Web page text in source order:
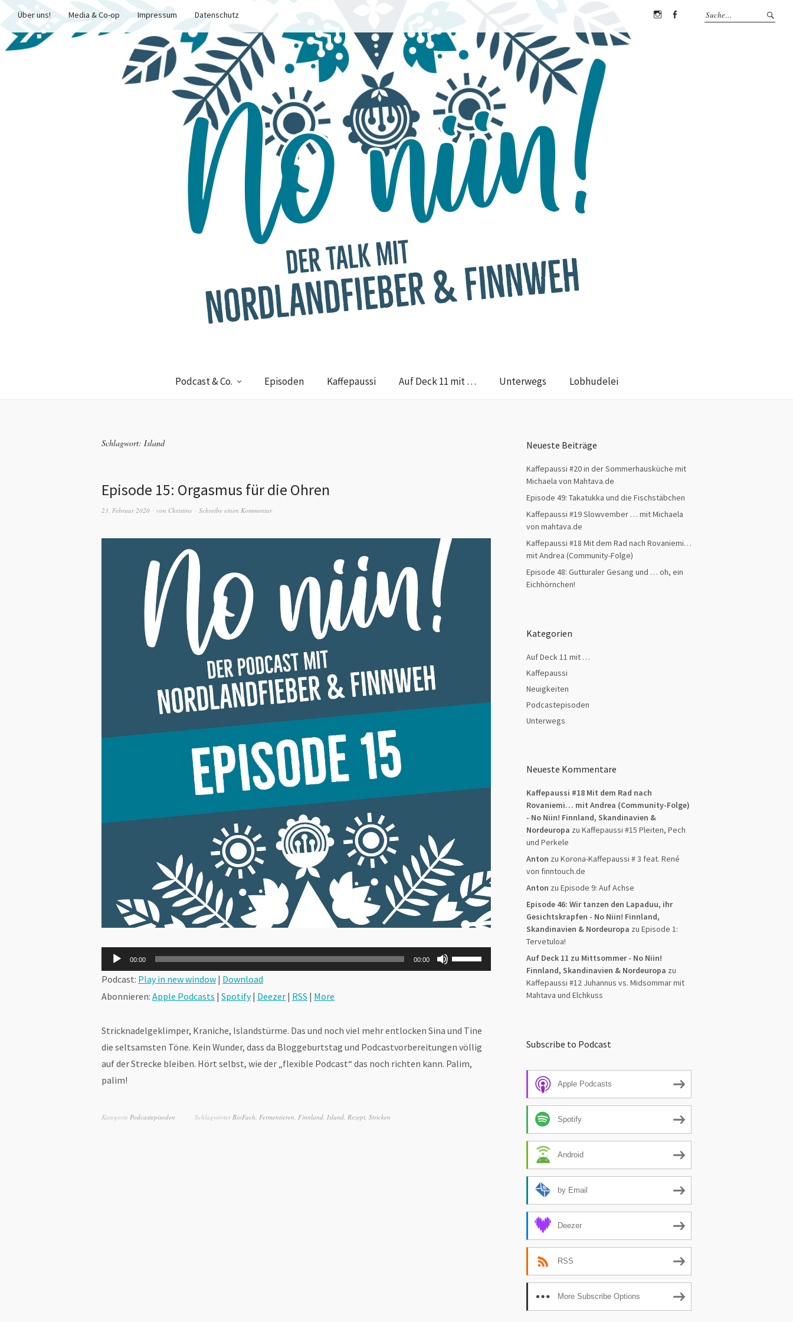
Über uns! Media & Co-op Impressum
Datenschutz
Podcast & Co. Episoden Kaffepaussi Auf Deck 11 mit … Unterwegs Lobhudelei
Schlagwort: Island
Episode 15: Orgasmus für die Ohren
23. Februar 2020 von Christine Schreibe einen Kommentar
Audio-
Player
00:00 00:00
Hoch/Runter
benutzen,
regeln.
Podcast: Play in new window | Download
Abonnieren: Apple Podcasts | Spotify| Deezer | RSS | More
Stricknadelgeklimper, Kraniche, Islandstürme. Das und noch viel mehr entlocken Sina und Tine
die seltsamsten Töne. Kein Wunder, dass da Bloggeburtstag und Podcastvorbereitungen völlig
auf der Strecke bleiben. Hört selbst, wie der „flexible Podcast“ das noch richten kann. Palim,
palim!
Kategorie Podcastepisoden SchlagwörterBioFach, Fermentieren, Finnland, Island, Rezept, Stricken
Neueste Beiträge
Kaffepaussi #20 in der Sommerhausküche mit
Michaela von Mahtava.de
Episode 49: Takatukka und die Fischstäbchen
Kaffepaussi #19 Slowvember … mit Michaela
von mahtava.de
Kaffepaussi #18 Mit dem Rad nach Rovaniemi…
mit Andrea (Community-Folge)
Episode 48: Gutturaler Gesang und … oh, ein
Eichhörnchen!
Kategorien
Auf Deck 11 mit …
Kaffepaussi
Neuigkeiten
Podcastepisoden
Unterwegs
Neueste Kommentare
Kaffepaussi #18 Mit dem Rad nach
Rovaniemi… mit Andrea (Community-Folge)
- No Niin! Finnland, Skandinavien &
Nordeuropa zu Kaffepaussi #15 Pleiten, Pech
und Perkele
Anton zu Korona-Kaffepaussi # 3 feat. René
von finntouch.de
Anton zu Episode 9: Auf Achse
Episode 46: Wir tanzen den Lapaduu, ihr
Gesichtskrapfen - No Niin! Finnland,
Skandinavien & Nordeuropa zu Episode 1:
Tervetuloa!
Auf Deck 11 zu Mittsommer - No Niin!
Finnland, Skandinavien & Nordeuropa zu
Kaffepaussi #12 Juhannus vs. Midsommar mit
Mahtava und Elchkuss
Subscribe to Podcast
Apple Podcasts
Spotify
Android
by Email
Deezer
RSS
More Subscribe Options